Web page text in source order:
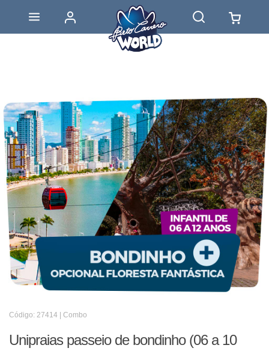
Código: 27414 | Combo
Unipraias passeio de bondinho (06 a 10